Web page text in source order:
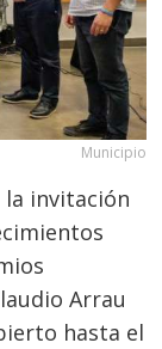
Municipio
la invitación
Arrau
hasta el